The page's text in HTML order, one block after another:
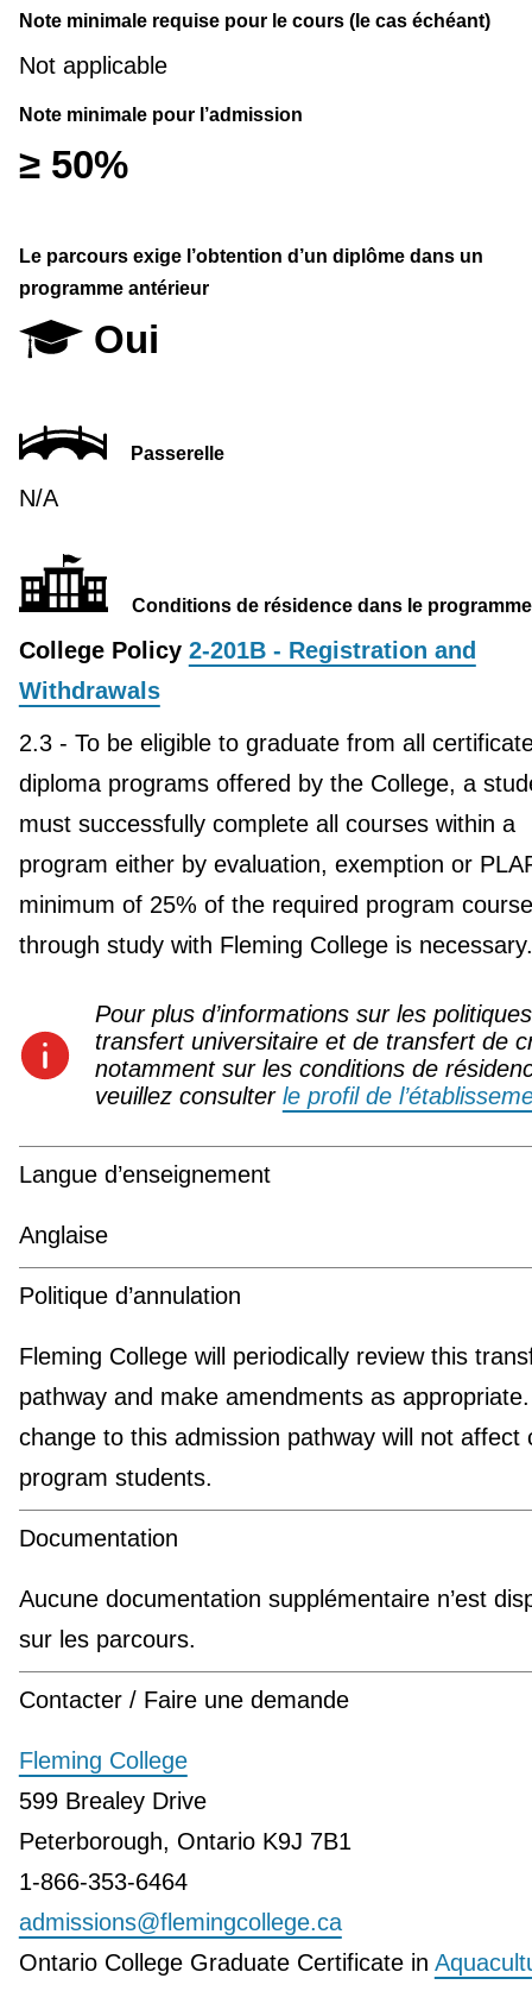
Note minimale requise pour le cours (le cas échéant)
Not applicable
Note minimale pour l’admission
≥ 50%
Le parcours exige l’obtention d’un diplôme dans un
programme antérieur
Oui
Passerelle
N/A
Conditions de résidence dans le programme
College Policy 2-201B - Registration and
Withdrawals
2.3 - To be eligible to graduate from all
diploma programs offered by the College, a
must successfully complete all courses within a
program either by evaluation, exemption or
minimum of 25% of the required program
through study with Fleming College is
Pour plus d’informations sur les
transfert universitaire et de transfert de
notamment sur les conditions de
veuillez consulter le profil de
Langue d’enseignement
Anglaise
Politique d’annulation
Fleming College will periodically review this
pathway and make amendments as
change to this admission pathway will not affect
program students.
Documentation
Aucune documentation supplémentaire n’est
sur les parcours.
Contacter / Faire une demande
Fleming College
599 Brealey Drive
Peterborough, Ontario K9J 7B1
1-866-353-6464
admissions@flemingcollege.ca
Ontario College Graduate Certificate in